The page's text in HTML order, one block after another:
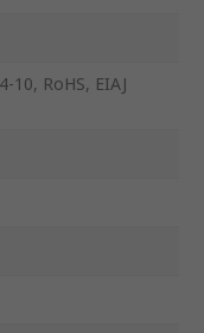
10, RoHS, EIAJ